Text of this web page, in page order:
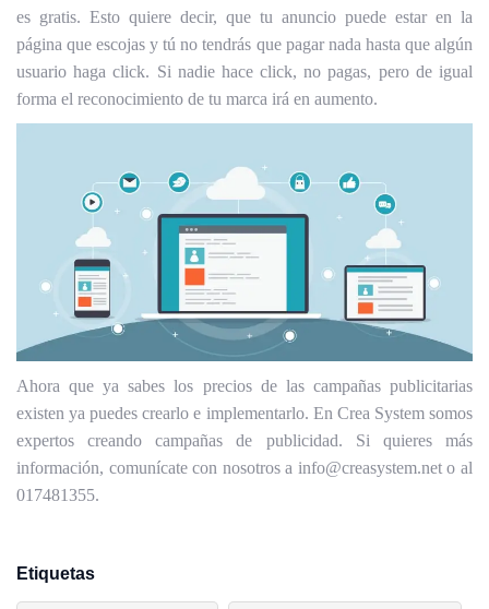
es gratis. Esto quiere decir, que tu anuncio puede estar en la
página que escojas y tú no tendrás que pagar nada hasta que algún
usuario haga click. Si nadie hace click, no pagas, pero de igual
forma el reconocimiento de tu marca irá en aumento.
Ahora que ya sabes los precios de las campañas publicitarias
existen ya puedes crearlo e implementarlo. En Crea System somos
expertos creando campañas de publicidad. Si quieres más
información, comunícate con nosotros a info@creasystem.net o al
017481355.
Etiquetas